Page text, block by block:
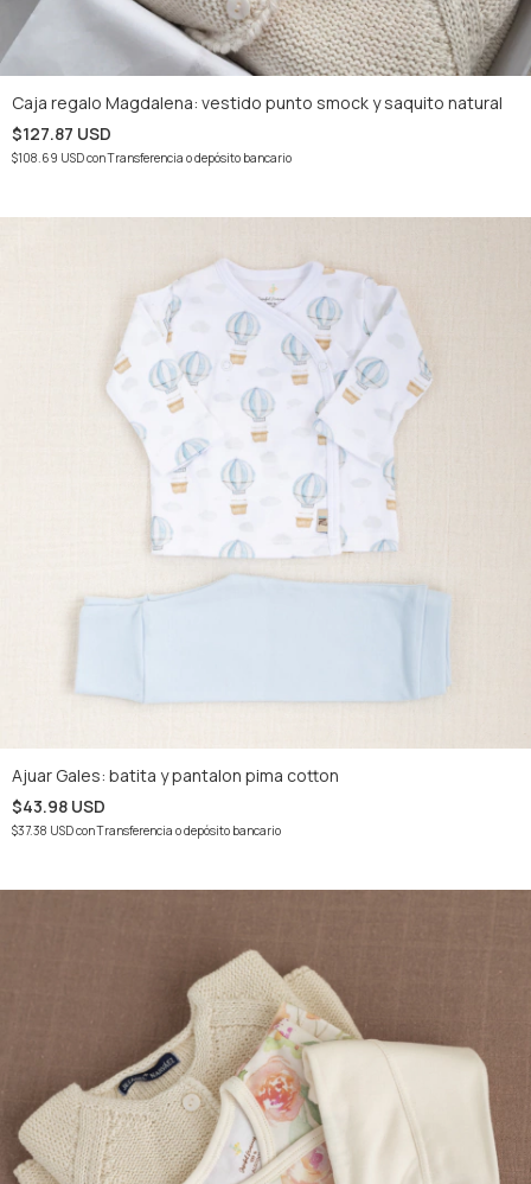
Caja regalo Magdalena: vestido punto smock y saquito natural
$127.87 USD
$108.69 USDconTransferencia o depósito bancario
Ajuar Gales: batita y pantalon pima cotton
$43.98 USD
$37.38 USDconTransferencia o depósito bancario